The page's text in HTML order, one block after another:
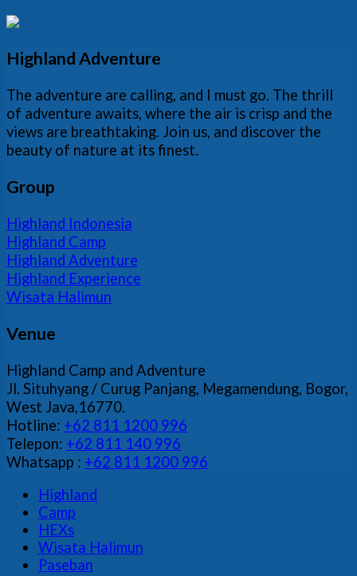
Berkesan
Building,
Employee
Engagement,
untuk
Highland Adventure
The adventure are calling, and I must go. The thrill
of adventure awaits, where the air is crisp and the
views are breathtaking. Join us, and discover the
beauty of nature at its finest.
Group
Highland Indonesia
Highland Camp
Highland Adventure
Highland Experience
Wisata Halimun
Venue
Highland Camp and Adventure
Jl. Situhyang / Curug Panjang, Megamendung, Bogor,
West Java,16770.
Hotline: +62 811 1200 996
Telepon: +62 811 140 996
Whatsapp : +62 811 1200 996
Highland
Camp
HEXs
Wisata Halimun
Paseban